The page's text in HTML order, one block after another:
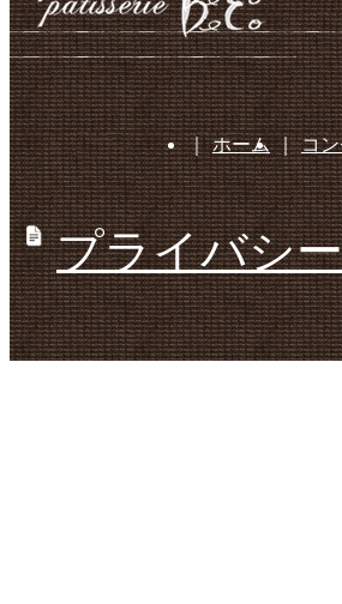
｜ ホーム ｜ コ
プライバシ